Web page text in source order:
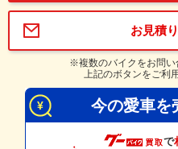
お見積
※複数のバイクをお問い
上記のボタンをご利
今の愛車を
で